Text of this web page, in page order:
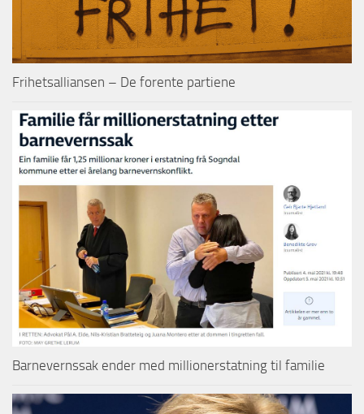
Frihetsalliansen – De forente partiene
Barnevernssak ender med millionerstatning til familie